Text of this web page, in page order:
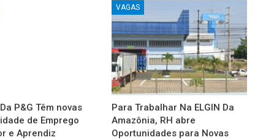
P&G Têm novas
de Emprego
e Aprendiz
VAGAS
Para Trabalhar Na ELGIN Da
Amazônia, RH abre
Oportunidades para Novas